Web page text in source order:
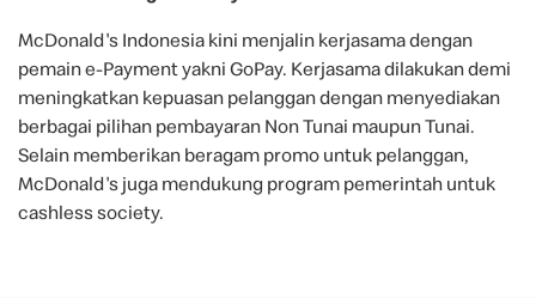
McDonald's Indonesia kini menjalin kerjasama dengan
pemain e-Payment yakni GoPay. Kerjasama dilakukan demi
meningkatkan kepuasan pelanggan dengan menyediakan
berbagai pilihan pembayaran Non Tunai maupun Tunai.
Selain memberikan beragam promo untuk pelanggan,
McDonald's juga mendukung program pemerintah untuk
cashless society.